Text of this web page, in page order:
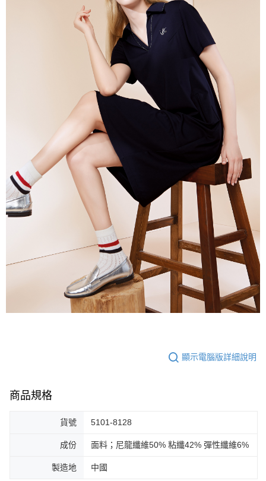
顯示電腦版詳細說明
商品規格
貨號 5101-8128
成份 面料；尼龍纖維50% 粘纖42% 彈性纖維6%
製造地 中國